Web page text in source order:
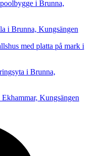
i Brunna,
i Brunna, Kungsängen
med platta på mark i
i Brunna,
Kungsängen